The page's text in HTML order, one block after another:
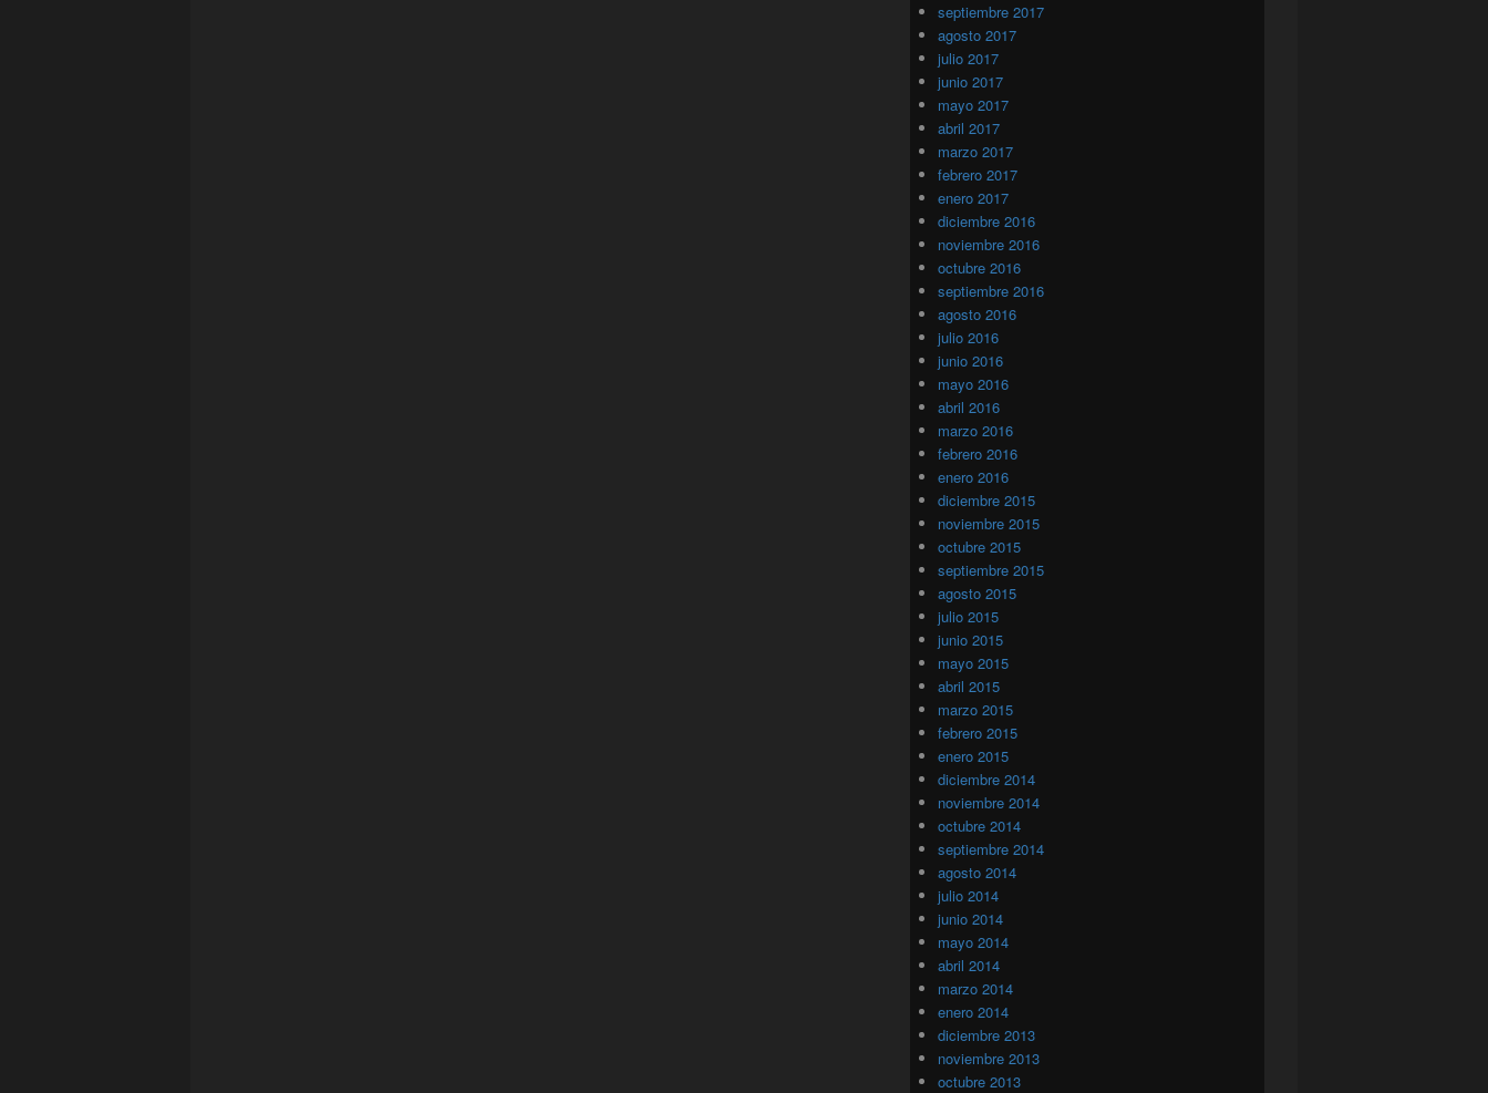
septiembre 2017
agosto 2017
julio 2017
junio 2017
mayo 2017
abril 2017
marzo 2017
febrero 2017
enero 2017
diciembre 2016
noviembre 2016
octubre 2016
septiembre 2016
agosto 2016
julio 2016
junio 2016
mayo 2016
abril 2016
marzo 2016
febrero 2016
enero 2016
diciembre 2015
noviembre 2015
octubre 2015
septiembre 2015
agosto 2015
julio 2015
junio 2015
mayo 2015
abril 2015
marzo 2015
febrero 2015
enero 2015
diciembre 2014
noviembre 2014
octubre 2014
septiembre 2014
agosto 2014
julio 2014
junio 2014
mayo 2014
abril 2014
marzo 2014
enero 2014
diciembre 2013
noviembre 2013
octubre 2013